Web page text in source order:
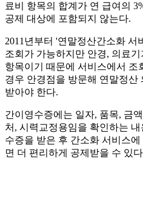
료비 항목의 합계가 연 급여의
공제 대상에 포함되지 않는다.
2011년부터 '연말정산간소화 서
조회가 가능하지만 안경, 의료
항목이기 때문에 서비스에서 조
경우 안경점을 방문해 연말정산
받아야 한다.
간이영수증에는 일자, 품목, 금
처, 시력교정용임을 확인하는
수증을 받은 후 간소화 서비스
면 더 편리하게 공제받을 수 있